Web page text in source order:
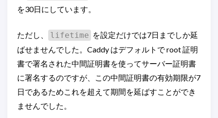
を30日にしています。
ただし、 lifetime を設定だけでは7日までしか延
ばせませんでした。Caddy はデフォルトで root 証明
書で署名された中間証明書を使ってサーバー証明書
に署名するのですが、この中間証明書の有効期限が7
日であるためこれを超えて期間を延ばすことができ
ませんでした。